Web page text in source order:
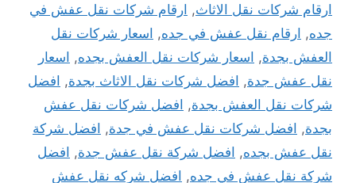
ارقام شركات نقل الاثاث, ارقام شركات نقل عفش في
جده, ارقام نقل عفش في جده, اسعار شركات نقل
العفش بجدة, اسعار شركات نقل العفش بجده, اسعار
نقل عفش جدة, افضل شركات نقل الاثاث بجدة, افضل
شركات نقل العفش بجدة, افضل شركات نقل عفش
بجدة, افضل شركات نقل عفش في جدة, افضل شركة
نقل عفش بجده, افضل شركة نقل عفش جدة, افضل
شركة نقل عفش في جده, افضل شركه نقل عفش